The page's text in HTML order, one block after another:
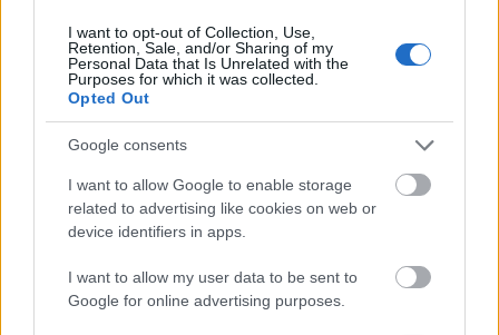
I want to opt-out of Collection, Use,
Retention, Sale, and/or Sharing of my
Personal Data that Is Unrelated with the
Purposes for which it was collected.
Opted Out
Google consents
I want to allow Google to enable storage
related to advertising like cookies on web or
device identifiers in apps.
I want to allow my user data to be sent to
Google for online advertising purposes.
Máshogy nehéz
Pavarotti konyhája